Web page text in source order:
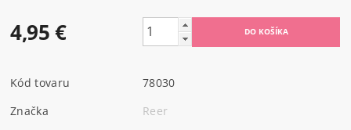
4,95 €
Kód tovaru
78030
Značka
Reer